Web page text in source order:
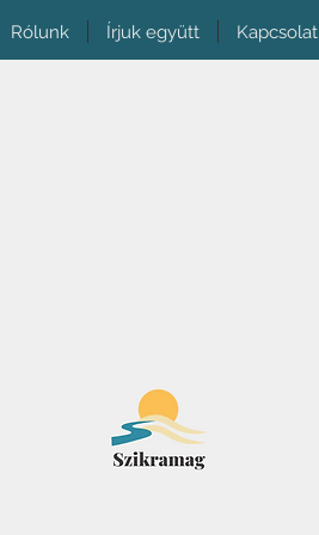
Rólunk Írjuk együtt Kapcsolat